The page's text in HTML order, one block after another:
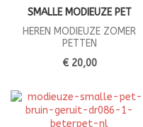
SMALLE MODIEUZE PET
HEREN MODIEUZE ZOMER
PETTEN
€ 20,00